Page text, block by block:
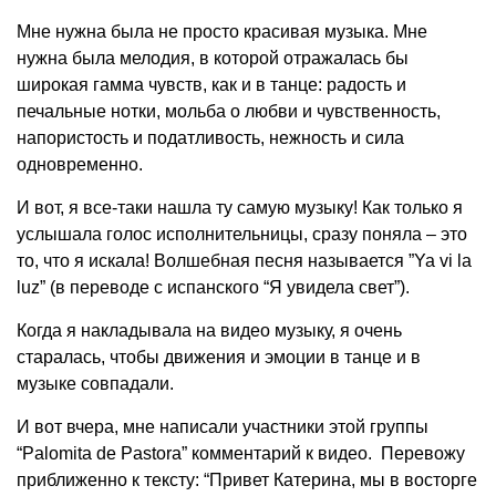
Мне нужна была не просто красивая музыка. Мне
нужна была мелодия, в которой отражалась бы
широкая гамма чувств, как и в танце: радость и
печальные нотки, мольба о любви и чувственность,
напористость и податливость, нежность и сила
одновременно.
И вот, я все-таки нашла ту самую музыку! Как только я
услышала голос исполнительницы, сразу поняла – это
то, что я искала! Волшебная песня называется ”Ya vi la
luz” (в переводе с испанского “Я увидела свет”).
Когда я накладывала на видео музыку, я очень
старалась, чтобы движения и эмоции в танце и в
музыке совпадали.
И вот вчера, мне написали участники этой группы
“Palomita de Pastora” комментарий к видео. Перевожу
приближенно к тексту: “Привет Катерина, мы в восторге